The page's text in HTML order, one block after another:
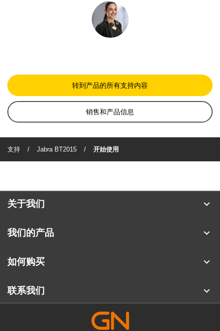
转到产品的所有支持内容
销售和产品信息
支持 Jabra BT2015 开始使用
expand_more
关于我们
关于 Jabra
可持续发展
新闻稿
阅读我们的博客
expand_more
我们的产品
会议摄像头
expand_more
如何购买
合作伙伴查找工具
expand_more
联系我们